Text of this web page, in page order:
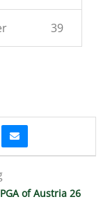
39
of Austria 26